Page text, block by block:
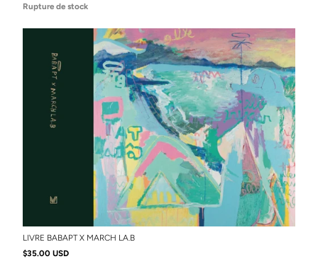
Rupture de stock
LIVRE BABAPT X MARCH LA.B
$35.00 USD